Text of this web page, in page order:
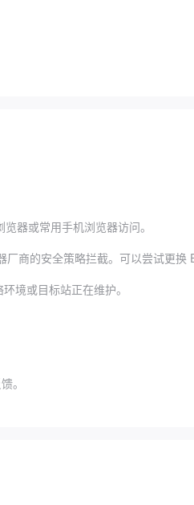
器或常用手机浏览器访问。
商的安全策略拦截。可以尝试更换
境或目标站正在维护。
。